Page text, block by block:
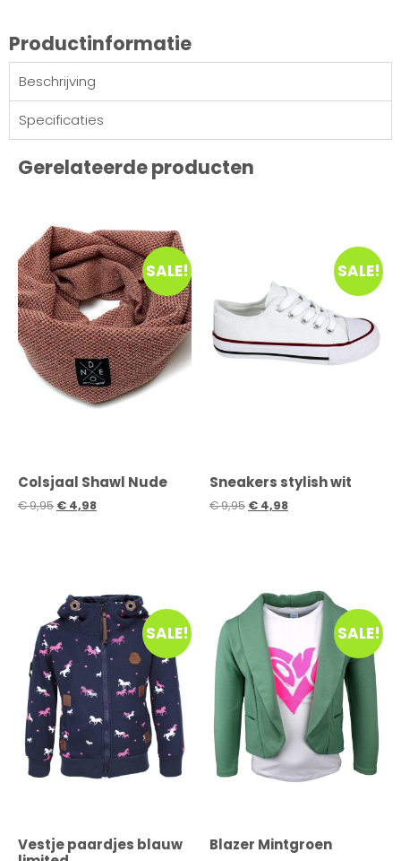
Productinformatie
Beschrijving
Specificaties
Gerelateerde producten
SALE!
Colsjaal Shawl Nude
€9,95 € 4,98
SALE!
Sneakers stylish wit
€9,95 € 4,98
SALE!
Vestje paardjes blauw
SALE!
Blazer Mintgroen